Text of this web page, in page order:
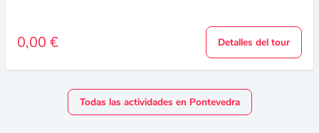
0,00 € Detalles del tour
Todas las actividades en Pontevedra